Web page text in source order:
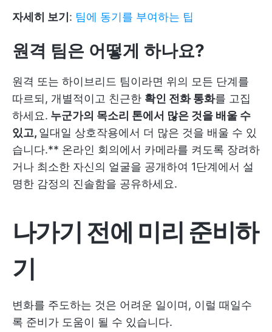
자세히 보기 : 팀에 동기를 부여하는 팁
원격 팀은 어떻게 하나요?
원격 또는 하이브리드 팀이라면 위의 모든 단계를
따르되, 개별적이고 친근한 확인 전화 통화를 고집
하세요. 누군가의 목소리 톤에서 많은 것을 배울 수
있고, 일대일 상호작용에서 더 많은 것을 배울 수 있
습니다.** 온라인 회의에서 카메라를 켜도록 장려하
거나 최소한 자신의 얼굴을 공개하여 1단계에서 설
명한 감정의 진솔함을 공유하세요.
나가기 전에 미리 준비하
기
변화를 주도하는 것은 어려운 일이며, 이럴 때일수
록 준비가 도움이 될 수 있습니다.